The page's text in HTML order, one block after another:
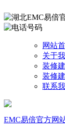
网站
关于
装修
装修
联系
EMC易倍官方网